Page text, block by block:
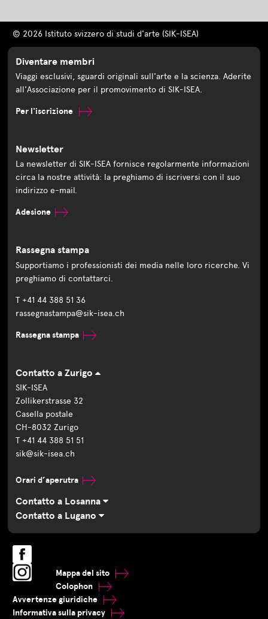
© 2026 Istituto svizzero di studi d'arte (SIK-ISEA)
Diventare membri
Viaggi esclusivi, sguardi originali sull'arte e la scienza. Aderite
all'Associazione per il promovimento di SIK-ISEA.
Per l'iscrizione
Newsletter
La newsletter di SIK-ISEA fornisce regolarmente informazioni
circa la nostre attività: la preghiamo di iscriversi con il suo
indirizzo e-mail.
Adesione
Rassegna stampa
Supportiamo i professionisti dei media nelle loro ricerche. Vi
preghiamo di contattarci.
T +41 44 388 51 36
rassegnastampa@sik-isea.ch
Rassegna stampa
Contatto a Zurigo
SIK-ISEA
Zollikerstrasse 32
Casella postale
CH-8032 Zurigo
T +41 44 388 51 51
sik@sik-isea.ch
Orari d’aperutra
Contatto a Losanna
Contatto a Lugano
Mappa del sito
Colophon
Avvertenze giuridiche
Informativa sulla privacy